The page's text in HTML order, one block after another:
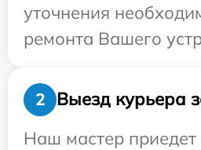
уточнения
ремонта Вашего
2
Выезд курьера
Наш мастер приедет